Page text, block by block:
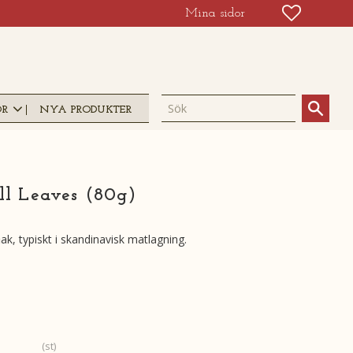
Mina sidor
NYA PRODUKTER
Leaves (80g)
typiskt i skandinavisk matlagning.
st